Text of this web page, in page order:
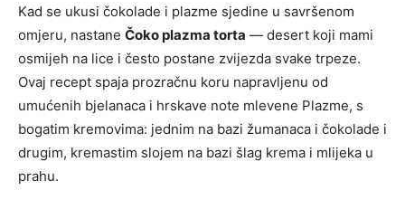
Kad se ukusi čokolade i plazme sjedine u savršenom
omjeru, nastane Čoko plazma torta — desert koji mami
osmijeh na lice i često postane zvijezda svake trpeze.
Ovaj recept spaja prozračnu koru napravljenu od
umućenih bjelanaca i hrskave note mlevene Plazme, s
bogatim kremovima: jednim na bazi žumanaca i čokolade i
drugim, kremastim slojem na bazi šlag krema i mlijeka u
prahu.